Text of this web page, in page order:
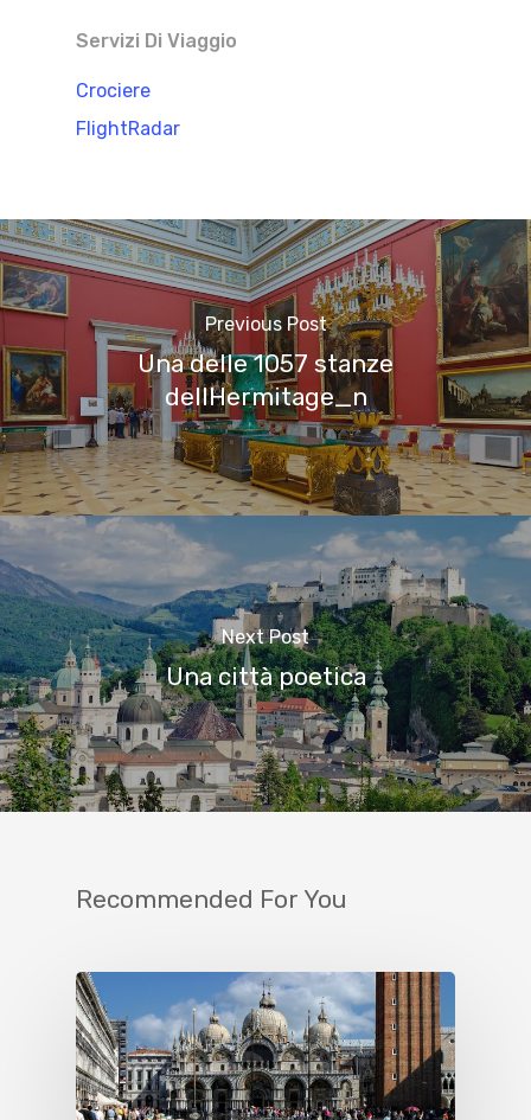
Servizi Di Viaggio
Crociere
FlightRadar
Previous Post
Una delle 1057 stanze
dellHermitage_n
Next Post
Una città poetica
Recommended For You